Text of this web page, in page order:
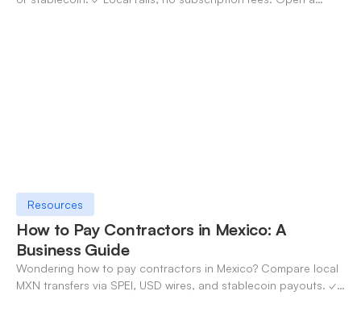
Resources
How to Pay Contractors in Mexico: A
Business Guide
Wondering how to pay contractors in Mexico? Compare local
MXN transfers via SPEI, USD wires, and stablecoin payouts. ✓